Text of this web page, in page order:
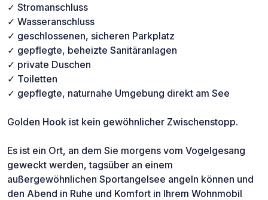
✓ Stromanschluss
✓ Wasseranschluss
✓ geschlossenen, sicheren Parkplatz
✓ gepflegte, beheizte Sanitäranlagen
✓ private Duschen
✓ Toiletten
✓ gepflegte, naturnahe Umgebung direkt am See
Golden Hook ist kein gewöhnlicher Zwischenstopp.
Es ist ein Ort, an dem Sie morgens vom Vogelgesang
geweckt werden, tagsüber an einem
außergewöhnlichen Sportangelsee angeln können und
den Abend in Ruhe und Komfort in Ihrem Wohnmobil